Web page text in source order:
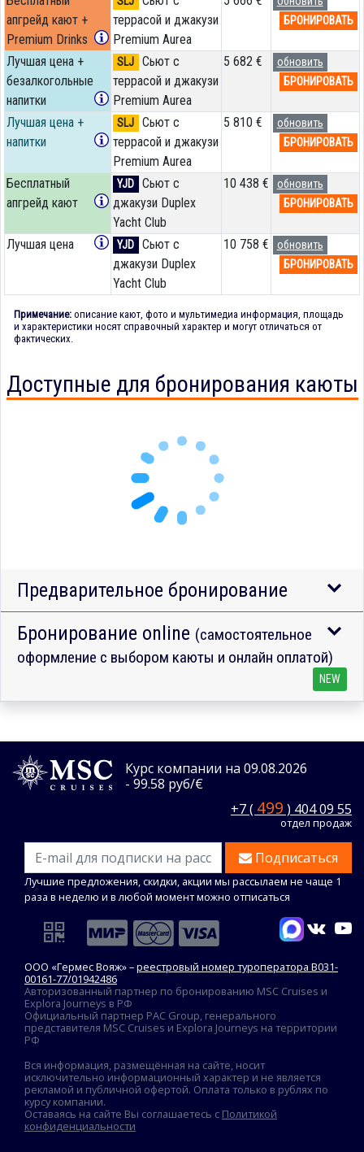
апгрейд кают +
Premium Drinks
террасой и джакузи
Premium Aurea
БРОНИРОВАТЬ
Лучшая цена +
безалкогольные
напитки
SLJ
Сьют с
террасой и джакузи
Premium Aurea
5 682 €
обновить
БРОНИРОВАТЬ
Лучшая цена +
напитки
SLJ
Сьют с
террасой и джакузи
Premium Aurea
5 810 €
обновить
БРОНИРОВАТЬ
Бесплатный
апгрейд кают
YJD
Сьют с
джакузи Duplex
Yacht Club
10 438 €
обновить
БРОНИРОВАТЬ
Лучшая цена YJD
Сьют с
джакузи Duplex
Yacht Club
10 758 €
обновить
БРОНИРОВАТЬ
Примечание: описание кают, фото и мультимедиа информация, площадь
и характеристики носят справочный характер и могут отличаться от
фактических.
Доступные для бронирования каюты
Предварительное бронирование
Бронирование online (самостоятельное
оформление с выбором каюты и онлайн оплатой)
NEW
Курс компании на 09.08.2026
- 99.58 руб/€
+7 ( 499 ) 404 09 55
отдел продаж
Подписаться
Лучшие предложения, скидки, акции мы рассылаем не чаще 1
раза в неделю и в любой момент можно отписаться
ООО «Гермес Вояж» –реестровый номер туроператора В031-
00161-77/01942486
Авторизованный партнер по бронированию MSC Cruises и
Explora Journeys в РФ
Официальный партнер PAC Group, генерального
представителя MSC Cruises и Explora Journeys на территории
РФ
Вся информация, размещённая на сайте, носит
исключительно информационный характер и не является
рекламой и публичной офертой. Оплата только в рублях по
курсу компании.
Оставаясь на сайте Вы соглашаетесь с Политикой
конфиденциальности